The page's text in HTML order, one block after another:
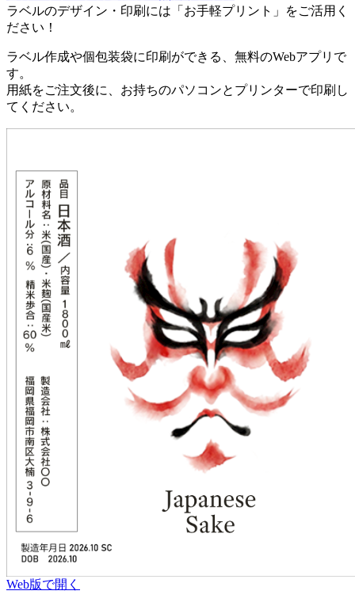
ラベルのデザイン・印刷には「お手軽プリント」をご活用く
ださい！
ラベル作成や個包装袋に印刷ができる、無料のWebアプリで
す。
用紙をご注文後に、お持ちのパソコンとプリンターで印刷し
てください。
Web版で開く